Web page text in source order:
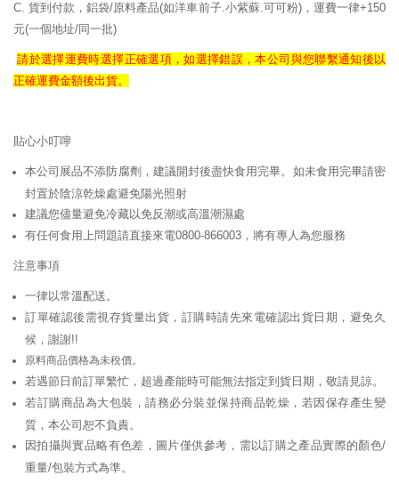
C. 貨到付款，鋁袋/原料產品(如洋車前子.小紫蘇.可可粉)，運費一律+150
元(一個地址/同一批)
請於選擇運費時選擇正確選項，如選擇錯誤，本公司與您聯繫通知後以
正確運費金額後出貨。
貼心小叮嚀
本公司展品不添防腐劑，建議開封後盡快食用完畢。如未食用完畢請密
封置於陰涼乾燥處避免陽光照射
建議您儘量避免冷藏以免反潮或高溫潮濕處
有任何食用上問題請直接來電0800-866003，將有專人為您服務
注意事項
一律以常溫配送。
訂單確認後需視存貨量出貨，訂購時請先來電確認出貨日期，避免久
候，謝謝!!
原料商品價格為未稅價。
若遇節日前訂單繁忙，超過產能時可能無法指定到貨日期，敬請見諒。
若訂購商品為大包裝，請務必分裝並保持商品乾燥，若因保存產生變
質，本公司恕不負責。
因拍攝與實品略有色差，圖片僅供參考，需以訂購之產品實際的顏色/
重量/包裝方式為準。